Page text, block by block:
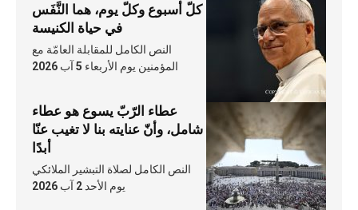
كلّ أسبوع وكلّ يوم، هما النَّفَس
في حياة الكنيسة
النص الكامل للمقابلة العامّة مع
المؤمنين يوم الأربعاء 5 آب 2026
عطاء الرّبّ يسوع هو عطاء
شامل، وأنّ عنايته بنا لا تغيب عنّا
أبدًا
النص الكامل لصلاة التبشير الملائكي
يوم الأحد 2 آب 2026